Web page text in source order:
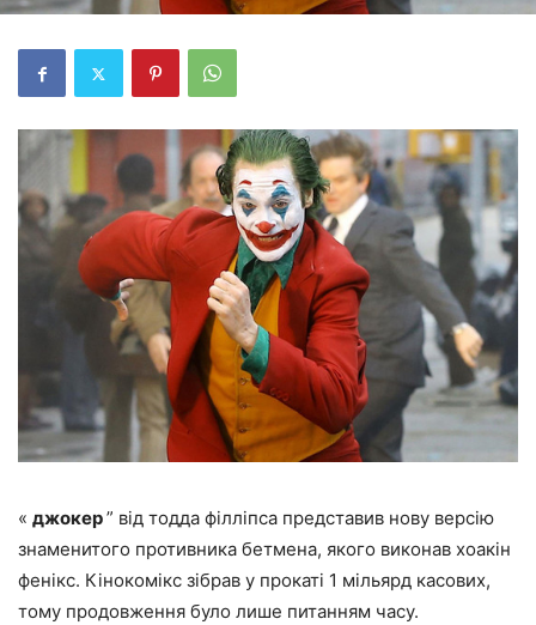
« джокер” від тодда філліпса представив нову версію
знаменитого противника бетмена, якого виконав хоакін
фенікс. Кінокомікс зібрав у прокаті 1 мільярд касових,
тому продовження було лише питанням часу.